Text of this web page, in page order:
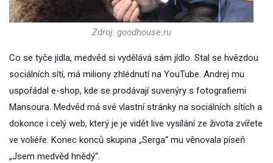
Zdroj: goodhouse.ru
Co se tyče jídla, medvěd si vydělává sám jídlo. Stal se hvězdou
sociálních sítí, má miliony zhlédnutí na YouTube. Andrej mu
uspořádal e-shop, kde se prodávají suvenýry s fotografiemi
Mansoura. Medvěd má své vlastní stránky na sociálních sítích a
dokonce i celý web, který je je vidět live vysílání ze života zvířete
ve voliéře. Konec konců skupina „Serga“ mu věnovala píseň
„Jsem medvěd hnědý“.